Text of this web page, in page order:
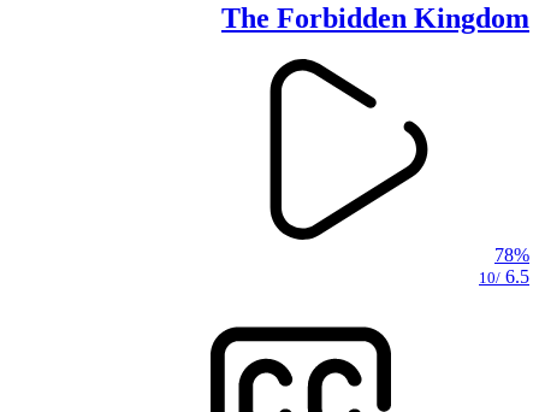
The Forbidden Kingdom
78%
6.5
/10